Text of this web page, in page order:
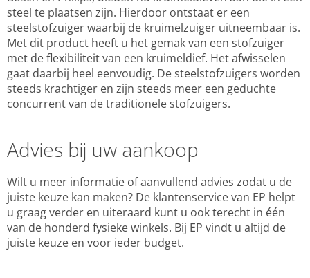
steel te plaatsen zijn. Hierdoor ontstaat er een
steelstofzuiger waarbij de kruimelzuiger uitneembaar is.
Met dit product heeft u het gemak van een stofzuiger
met de flexibiliteit van een kruimeldief. Het afwisselen
gaat daarbij heel eenvoudig. De steelstofzuigers worden
steeds krachtiger en zijn steeds meer een geduchte
concurrent van de traditionele stofzuigers.
Advies bij uw aankoop
Wilt u meer informatie of aanvullend advies zodat u de
juiste keuze kan maken? De klantenservice van EP helpt
u graag verder en uiteraard kunt u ook terecht in één
van de honderd fysieke winkels. Bij EP vindt u altijd de
juiste keuze en voor ieder budget.